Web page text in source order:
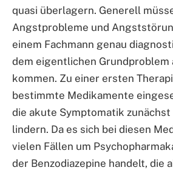
quasi überlagern. Generell
Angstprobleme und
einem Fachmann genau
dem eigentlichen Grundproblem
kommen. Zu einer ersten
bestimmte Medikamente
die akute Symptomatik zunächst
lindern. Da es sich bei diesen
vielen Fällen um
der Benzodiazepine handelt, die